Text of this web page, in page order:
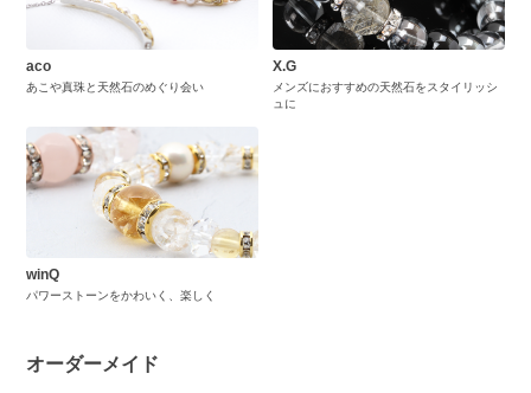
aco
あこや真珠と天然石のめぐり会い
X.G
メンズにおすすめの天然石をスタイリッシ
ュに
winQ
パワーストーンをかわいく、楽しく
オーダーメイド